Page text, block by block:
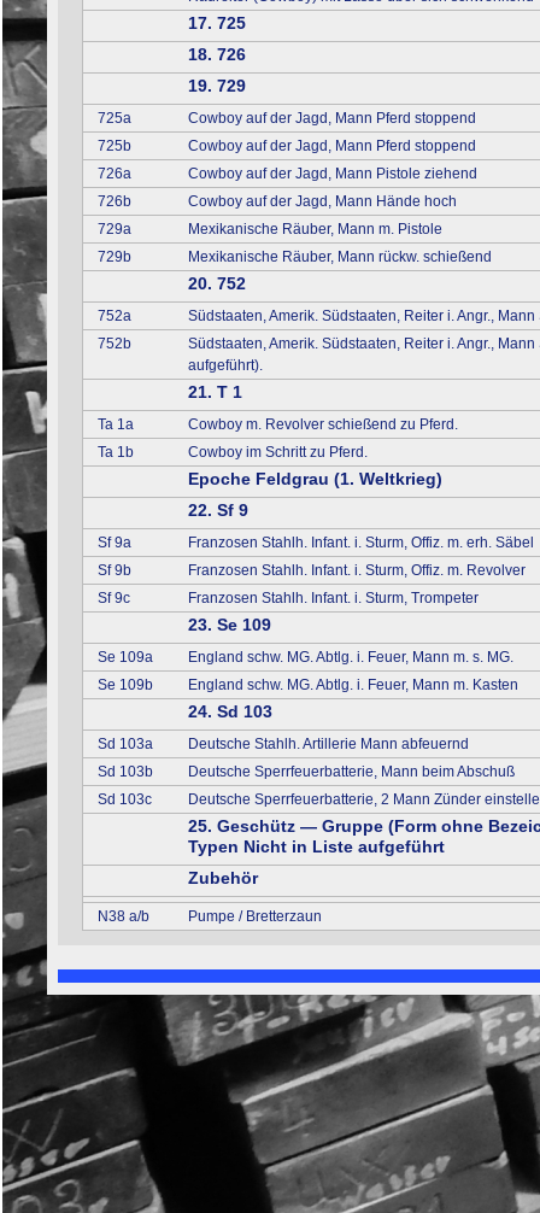
17. 725
18. 726
19. 729
725a
Cowboy auf der Jagd, Mann Pferd stoppend
725b
Cowboy auf der Jagd, Mann Pferd stoppend
726a
Cowboy auf der Jagd, Mann Pistole ziehend
726b
Cowboy auf der Jagd, Mann Hände hoch
729a
Mexikanische Räuber, Mann m. Pistole
729b
Mexikanische Räuber, Mann rückw. schießend
20. 752
752a
Südstaaten, Amerik. Südstaaten, Reiter i. Angr.,
752b
Südstaaten, Amerik. Südstaaten, Reiter i. Angr.,
aufgeführt).
21. T 1
Ta 1a
Cowboy m. Revolver schießend zu Pferd.
Ta 1b
Cowboy im Schritt zu Pferd.
Epoche Feldgrau (1. Weltkrieg)
22. Sf 9
Sf 9a
Franzosen Stahlh. Infant. i. Sturm, Offiz. m. erh. Säbel
Sf 9b
Franzosen Stahlh. Infant. i. Sturm, Offiz. m. Revolver
Sf 9c
Franzosen Stahlh. Infant. i. Sturm, Trompeter
23. Se 109
Se 109a
England schw. MG. Abtlg. i. Feuer, Mann m. s. MG.
Se 109b
England schw. MG. Abtlg. i. Feuer, Mann m. Kasten
24. Sd 103
Sd 103a
Deutsche Stahlh. Artillerie Mann abfeuernd
Sd 103b
Deutsche Sperrfeuerbatterie, Mann beim Abschuß
Sd 103c
Deutsche Sperrfeuerbatterie, 2 Mann Zünder
25. Geschütz — Gruppe (Form ohne
Typen Nicht in Liste aufgeführt
Zubehör
N38 a/b Pumpe / Bretterzaun